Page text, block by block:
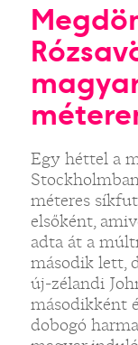
Egy héttel a
méteres
elsőként,
adta át a
második lett,
új-zélandi
másodikként
dobogó